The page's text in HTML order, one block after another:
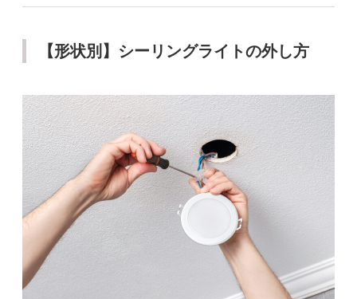
【形状別】シーリングライトの外し方